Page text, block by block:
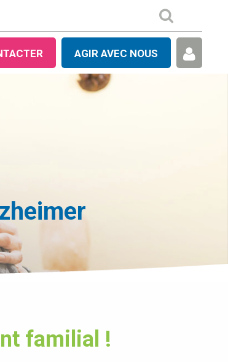
AGIR AVEC NOUS
familial !